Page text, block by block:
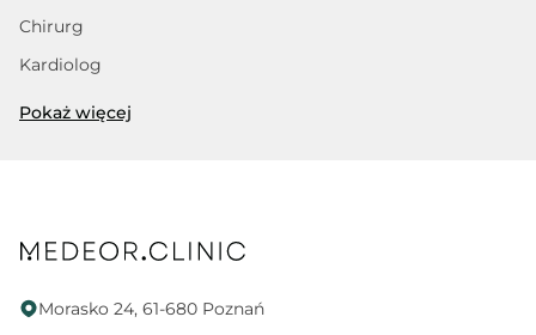
Chirurg
Kardiolog
Trycholog
Proktolog
Fizjoterapia uroginekologiczna
Pokaż więcej
Morasko 24, 61-680 Poznań